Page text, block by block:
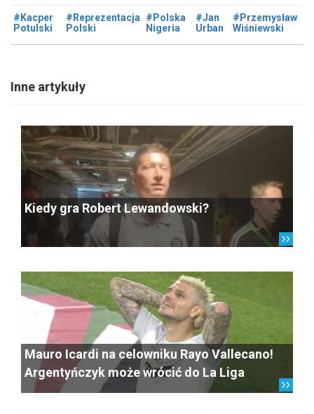
#Kacper
Potulski
#Reprezentacja
Polski
#Polska
Nigeria
#Jan
Urban
#Przemysław
Wiśniewski
Inne artykuły
Kiedy gra Robert Lewandowski?
Mauro Icardi na celowniku Rayo Vallecano!
Argentyńczyk może wrócić do La Liga